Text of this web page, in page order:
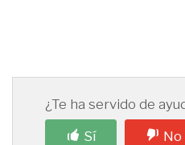
¿Te ha servido de
Sí
No